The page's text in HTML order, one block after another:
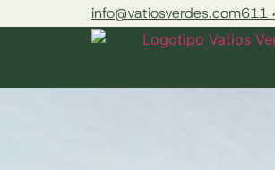
info@vatiosverdes.com611